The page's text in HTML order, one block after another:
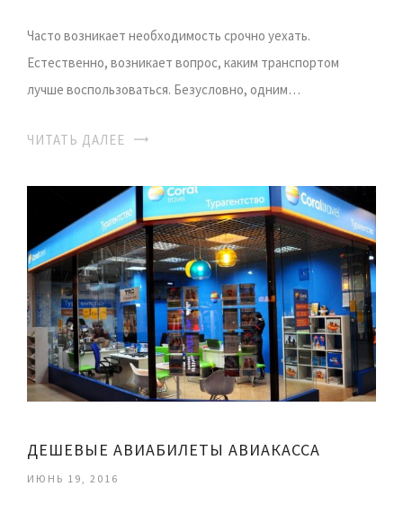
Часто возникает необходимость срочно уехать.
Естественно, возникает вопрос, каким транспортом
лучше воспользоваться. Безусловно, одним…
ЧИТАТЬ ДАЛЕЕ
ДЕШЕВЫЕ АВИАБИЛЕТЫ АВИАКАССА
ИЮНЬ 19, 2016